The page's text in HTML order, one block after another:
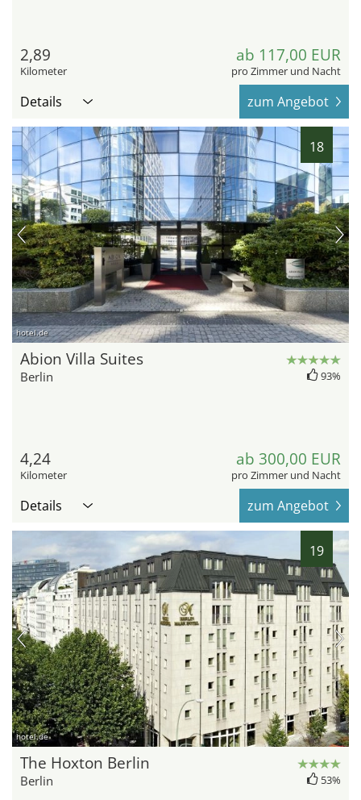
2,89
Kilometer
ab 117,00 EUR
pro Zimmer und Nacht
Details zum Angebot
18
hotel.de
Abion Villa Suites
Berlin 93%
4,24
Kilometer
ab 300,00 EUR
pro Zimmer und Nacht
Details zum Angebot
19
hotel.de
The Hoxton Berlin
Berlin 53%